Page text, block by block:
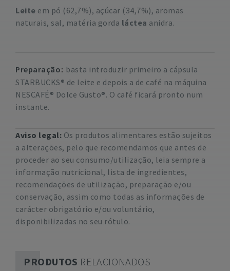
Leite em pó (62,7%), açúcar (34,7%), aromas
naturais, sal, matéria gorda láctea anidra.
Preparação
basta introduzir primeiro a cápsula
STARBUCKS® de leite e depois a de café na máquina
NESCAFÉ® Dolce Gusto®. O café ficará pronto num
instante.
Aviso legal: Os produtos alimentares estão sujeitos
a alterações, pelo que recomendamos que antes de
proceder ao seu consumo/utilização, leia sempre a
informação nutricional, lista de ingredientes,
recomendações de utilização, preparação e/ou
conservação, assim como todas as informações de
carácter obrigatório e/ou voluntário,
disponibilizadas no seu rótulo.
PRODUTOS RELACIONADOS